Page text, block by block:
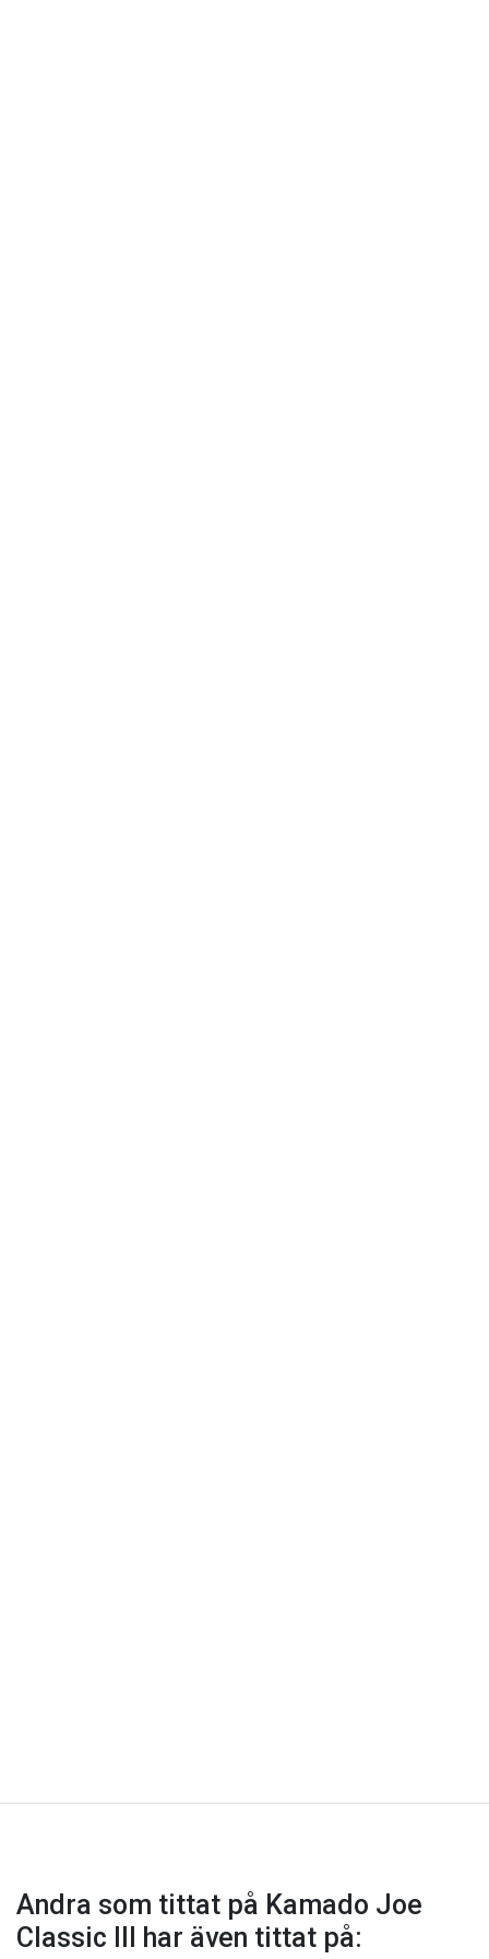
Andra som tittat på Kamado Joe
Classic III har även tittat på: